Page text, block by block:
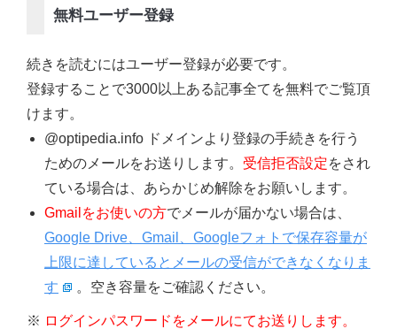
無料ユーザー登録
続きを読むにはユーザー登録が必要です。
登録することで3000以上ある記事全てを無料でご覧頂
けます。
@optipedia.info ドメインより登録の手続きを行う
ためのメールをお送りします。 受信拒否設定をされ
ている場合は、あらかじめ解除をお願いします。
Gmailをお使いの方でメールが届かない場合は、
Google Drive、Gmail、Googleフォトで保存容量が
上限に達しているとメールの受信ができなくなりま
す
。空き容量をご確認ください。
※ ログインパスワードをメールにてお送りします。